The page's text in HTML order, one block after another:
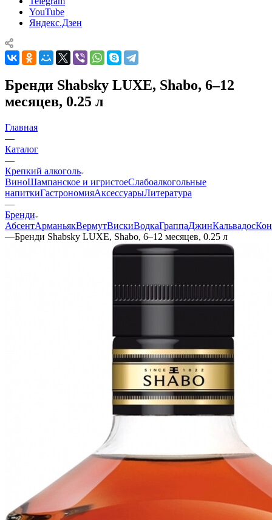
YouTube
Яндекс.Дзен
Бренди Shabsky LUXE, Shabo, 6–12
месяцев, 0.25 л
Главная
—
Каталог
—
Крепкий алкоголь
ВиноШампанское и игристоеСлабоалкогольные
напиткиГастрономияАксессуарыЛитература
—
Бренди
АбсентАрманьякВермутВискиВодкаГраппаДжинКальвадос
—Бренди Shabsky LUXE, Shabo, 6–12 месяцев, 0.25 л